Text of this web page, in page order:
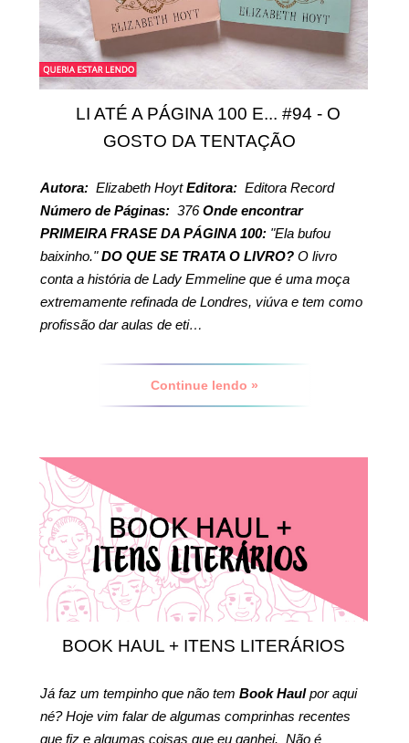
LI ATÉ A PÁGINA 100 E... #94 - O
GOSTO DA TENTAÇÃO
Autora: Elizabeth HoytEditora: Editora Record
Número de Páginas: 376Onde encontrar
PRIMEIRA FRASE DA PÁGINA 100: "Ela bufou
baixinho." DO QUE SE TRATA O LIVRO? O livro
conta a história de Lady Emmeline que é uma moça
extremamente refinada de Londres, viúva e tem como
profissão dar aulas de eti…
Continue lendo »
BOOK HAUL + ITENS LITERÁRIOS
Já faz um tempinho que não tem Book Haulpor aqui
né? Hoje vim falar de algumas comprinhas recentes
que fiz e algumas coisas que eu ganhei. Não é